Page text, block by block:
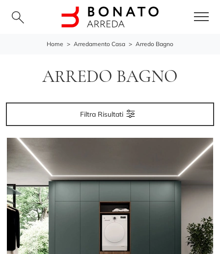
Home > Arredamento Casa > Arredo Bagno
ARREDO BAGNO
Filtra Risultati